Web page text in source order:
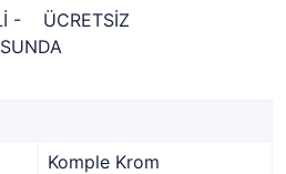
- ÜCRETSİZ
Komple Krom